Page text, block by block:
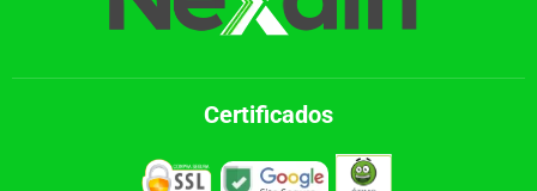
Certificados